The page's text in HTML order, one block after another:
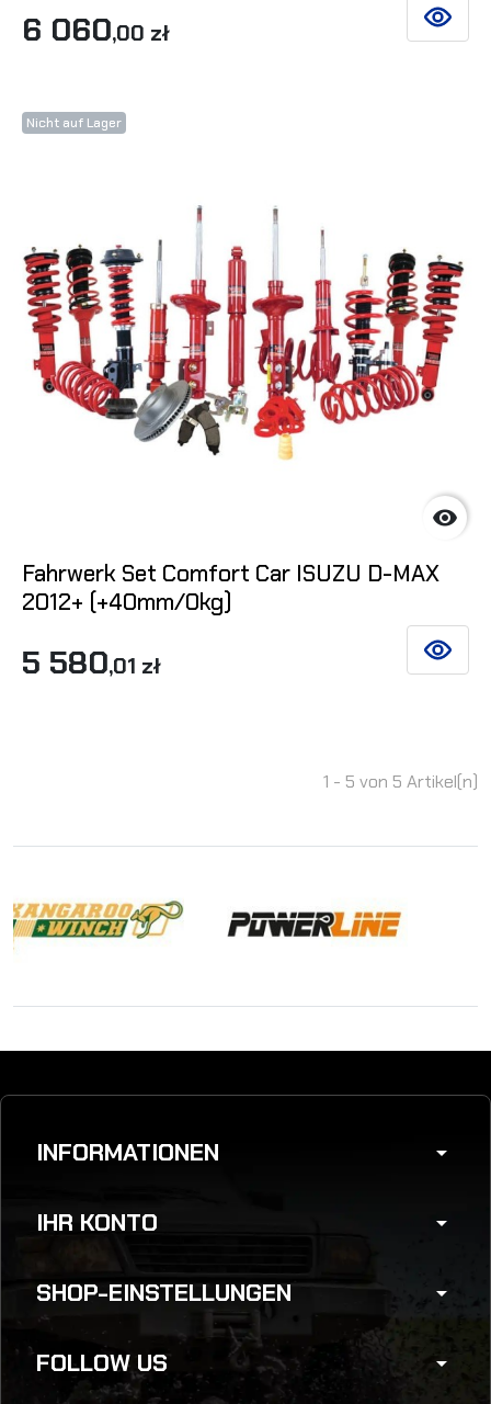
6 060,00 zł SIEHE
Nicht auf Lager

Fahrwerk Set Comfort Car ISUZU D-MAX
2012+ (+40mm/0kg)
5 580,01 zł SIEHE
1 - 5 von 5 Artikel(n)
INFORMATIONEN arrow_drop_down
IHR KONTO arrow_drop_down
SHOP-EINSTELLUNGEN arrow_drop_down
FOLLOW US arrow_drop_down